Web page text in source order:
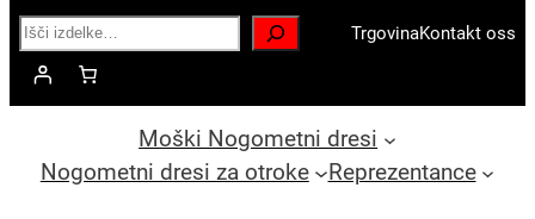
Search TrgovinaKontakt oss
Moški Nogometni dresi
Nogometni dresi za otroke
Reprezentance